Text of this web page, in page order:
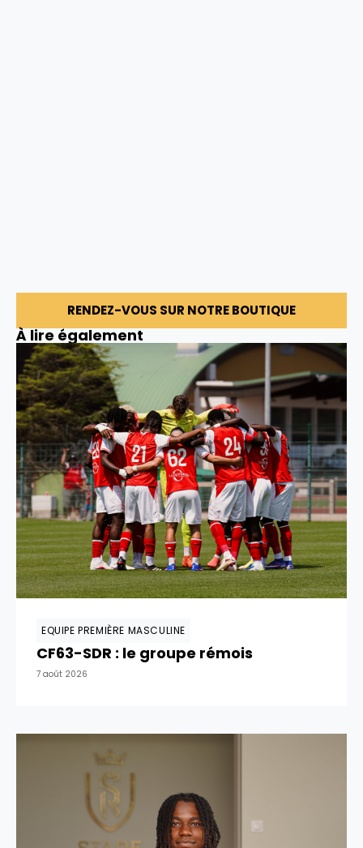
RENDEZ-VOUS SUR NOTRE BOUTIQUE
À lire également
EQUIPE PREMIÈRE MASCULINE
CF63-SDR : le groupe rémois
7 août 2026